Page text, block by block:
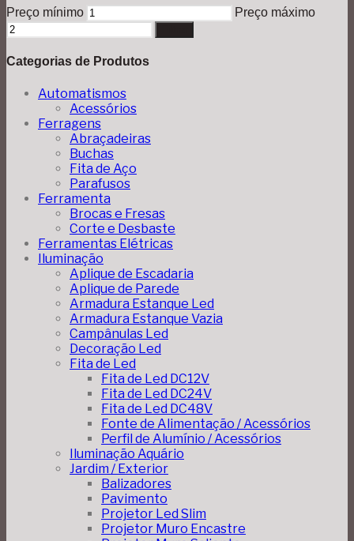
Preço mínimo Preço máximo
Categorias de Produtos
Automatismos
Acessórios
Ferragens
Abraçadeiras
Buchas
Fita de Aço
Parafusos
Ferramenta
Brocas e Fresas
Corte e Desbaste
Ferramentas Elétricas
Iluminação
Aplique de Escadaria
Aplique de Parede
Armadura Estanque Led
Armadura Estanque Vazia
Campânulas Led
Decoração Led
Fita de Led
Fita de Led DC12V
Fita de Led DC24V
Fita de Led DC48V
Fonte de Alimentação / Acessórios
Perfil de Alumínio / Acessórios
Iluminação Aquário
Jardim / Exterior
Balizadores
Pavimento
Projetor Led Slim
Projetor Muro Encastre